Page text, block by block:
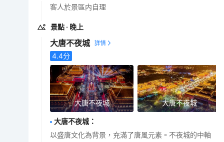
客人於景區内自理
景點 · 晚上
大唐不夜城
4.4分
大唐不夜城 大唐不夜城
大唐不夜城：
以盛唐文化為背景，充滿了唐風元素。不夜城的中軸